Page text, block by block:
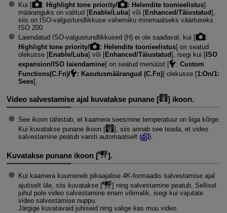
Kui [ : Highlight tone priority/ : Helendite toonieelistus]
määranguks on valitud [Enable/Luba] või [Enhanced/Täiustatud],
siis on ISO-valgustundlikkuse vahemiku minimaalseks väärtuseks
ISO 200.
Laiendatud ISO-valgustundlikkused (H) ei ole saadaval, kui [
:
Highlight tone priority/
: Helendite toonieelistus] on seatud
olekusse [Enable/Luba] või [Enhanced/Täiustatud], isegi kui [ISO
expansion/ISO laiendamine] on seatud menüüst [ : Custom
Functions(C.Fn)/
: Kasutusmäärangud (C.Fn)] olekusse [1:On/1:
Sees].
Video salvestamise ajal kuvatakse punane [ ] ikoon.
See ikoon tähistab, et kaamera seesmine temperatuur on liiga kõrge.
Kui kuvatakse punane ikoon [
], siis annab see teada, et video
salvestamine peatub varsti automaatselt (
).
Kuvatakse punane ikoon [ ].
Kui kaamera kuumeneb pikaajalise 4K-formaadis salvestamise ajal
ajutiselt üle, siis kuvatakse [
] ning salvestamine peatub. Sellisel
juhul pole video salvestamine enam võimalik, isegi kui vajutate
video salvestamise nuppu.
Järgige kuvatavaid juhiseid ning valige kas muu video